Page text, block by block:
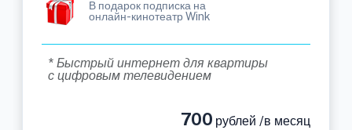
В подарок подписка на
онлайн-кинотеатр Wink
* Быстрый интернет для квартиры
с цифровым телевидением
700 рублей /в месяц